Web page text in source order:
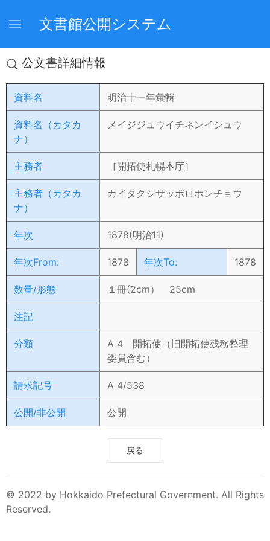
文書館公開システム
公文書詳細情報
資料名 明治十一年彙輯
資料名（カタカ
ナ）
メイジジュウイチネンイシュウ
主務者 ［開拓使札幌本庁］
主務者（カタカ
ナ）
カイタクシサッポロホンチョウ
年次 1878(明治11)
年次From: 1878 年次To: 1878
数量/形態 １冊(2cm） 25cm
注記
分類
A 4 開拓使（旧開拓使残務整理
委員含む）
請求記号 A 4/538
公開/非公開 公開
戻る
© 2022 by Hokkaido Prefectural Government. All Rights
Reserved.